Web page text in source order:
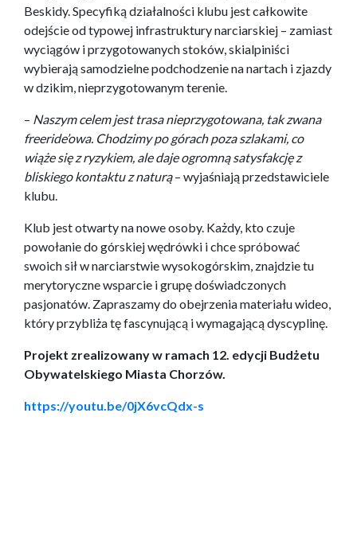
Beskidy. Specyfiką działalności klubu jest całkowite
odejście od typowej infrastruktury narciarskiej – zamiast
wyciągów i przygotowanych stoków, skialpiniści
wybierają samodzielne podchodzenie na nartach i zjazdy
w dzikim, nieprzygotowanym terenie.
– Naszym celem jest trasa nieprzygotowana, tak zwana
freeride’owa. Chodzimy po górach poza szlakami, co
wiąże się z ryzykiem, ale daje ogromną satysfakcję z
bliskiego kontaktu z naturą– wyjaśniają przedstawiciele
klubu.
Klub jest otwarty na nowe osoby. Każdy, kto czuje
powołanie do górskiej wędrówki i chce spróbować
swoich sił w narciarstwie wysokogórskim, znajdzie tu
merytoryczne wsparcie i grupę doświadczonych
pasjonatów. Zapraszamy do obejrzenia materiału wideo,
który przybliża tę fascynującą i wymagającą dyscyplinę.
Projekt zrealizowany w ramach 12. edycji Budżetu
Obywatelskiego Miasta Chorzów.
https://youtu.be/0jX6vcQdx-s